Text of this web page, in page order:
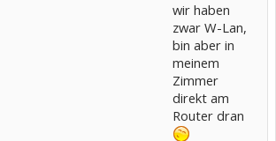
wir haben
zwar W-Lan,
bin aber in
meinem
Zimmer
direkt am
Router dran